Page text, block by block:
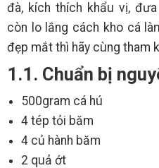
đà, kích thích khẩu vị,
còn lo lắng cách kho cá
đẹp mắt thì hãy cùng tham
1.1. Chuẩn bị
500gram cá hú
4 tép tỏi băm
4 củ hành băm
2 quả ớt